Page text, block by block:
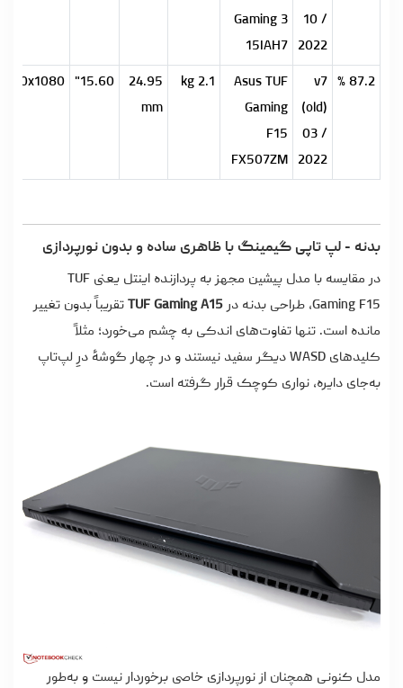
10 /
2022
Gaming 3
15IAH7
87.2 %
v7
(old)
03 /
2022
Asus TUF
Gaming
F15
FX507ZM
2.1 kg
24.95
mm
15.60"
بدنه - لپ تاپی گیمینگ با ظاهری ساده و بدون نورپردازی
در مقایسه با مدل پیشین مجهز به پردازنده اینتل یعنی TUF
Gaming F15، طراحی بدنه در
TUF Gaming A15 تقریباً بدون تغییر
مانده است. تنها تفاوت‌های اندکی به چشم می‌خورد؛ مثلاً
کلیدهای WASD دیگر سفید نیستند و در چهار گوشۀ درِ لپ‌تاپ
به‌جای دایره، نواری کوچک قرار گرفته است.
مدل کنونی همچنان از نورپردازی خاصی برخوردار نیست و به‌طور